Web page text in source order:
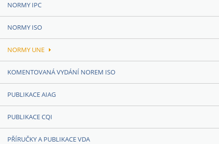
NORMY IPC
NORMY ISO
NORMY UNE
KOMENTOVANÁ VYDÁNÍ NOREM ISO
PUBLIKACE AIAG
PUBLIKACE CQI
PŘÍRUČKY A PUBLIKACE VDA